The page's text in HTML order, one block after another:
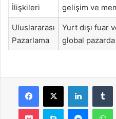
İlişkileri
gelişim ve
Uluslararası
Pazarlama
Yurt dışı fuar
global
Facebook
X LinkedIn
Pocket Skype